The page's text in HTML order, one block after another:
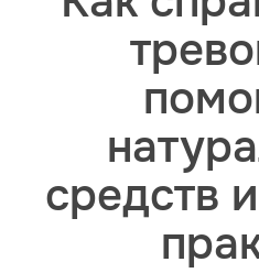
средств